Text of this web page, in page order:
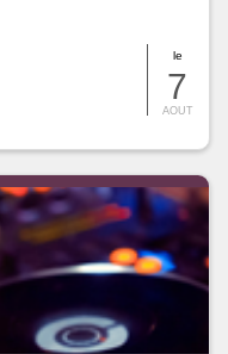
le
7
AOUT